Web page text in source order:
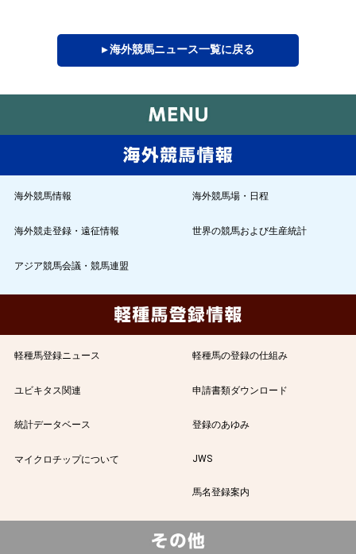
▸ 海外競馬ニュース一覧に戻る
海外競馬情報 海外競馬場・日程
海外競走登録・遠征情報 世界の競馬および生産統計
アジア競馬会議・競馬連盟
軽種馬登録ニュース 軽種馬の登録の仕組み
ユビキタス関連 申請書類ダウンロード
統計データベース 登録のあゆみ
マイクロチップについて JWS
馬名登録案内